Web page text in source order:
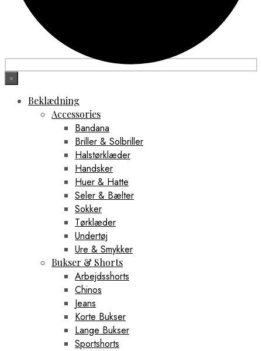
×
Beklædning
Accessories
Bandana
Briller & Solbriller
Halstørklæder
Handsker
Huer & Hatte
Seler & Bælter
Sokker
Tørklæder
Undertøj
Ure & Smykker
Bukser & Shorts
Arbejdsshorts
Chinos
Jeans
Korte Bukser
Lange Bukser
Sportshorts